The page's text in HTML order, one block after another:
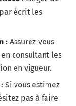
écrit les
: Assurez-vous
consultant les
en vigueur.
: Si vous estimez
pas à faire